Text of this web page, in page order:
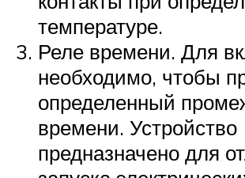
температуре.
Реле времени. Для
необходимо, чтобы
определенный
времени. Устройство
предназначено для